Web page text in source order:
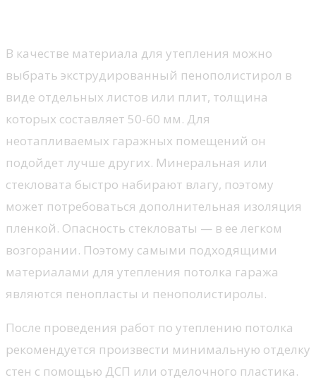
В качестве материала для утепления можно
выбрать экструдированный пенополистирол в
виде отдельных листов или плит, толщина
которых составляет 50-60 мм. Для
неотапливаемых гаражных помещений он
подойдет лучше других. Минеральная или
стекловата быстро набирают влагу, поэтому
может потребоваться дополнительная изоляция
пленкой. Опасность стекловаты — в ее легком
возгорании. Поэтому самыми подходящими
материалами для утепления потолка гаража
являются пенопласты и пенополистиролы.
После проведения работ по утеплению потолка
рекомендуется произвести минимальную отделку
стен с помощью ДСП или отделочного пластика.